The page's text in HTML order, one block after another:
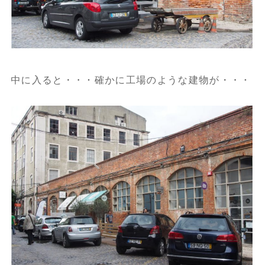
中に入ると・・・確かに工場のような建物が・・・